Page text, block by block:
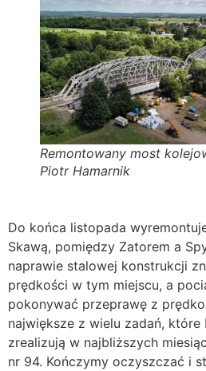
Remontowany most
Piotr Hamarnik
Do końca listopada
Skawą, pomiędzy Zatorem a
naprawie stalowej konstrukcji
prędkości w tym miejscu, a
pokonywać przeprawę z
największe z wielu zadań, które
zrealizują w najbliższych
nr 94. Kończymy oczyszczać i